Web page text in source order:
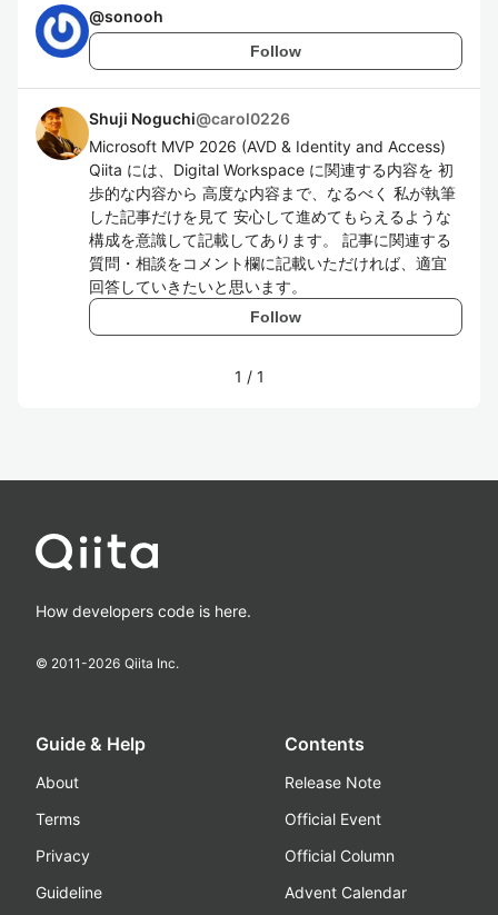
@sonooh
Follow
Shuji Noguchi@carol0226
Microsoft MVP 2026 (AVD & Identity and Access)
Qiita には、Digital Workspace に関連する内容を 初
歩的な内容から 高度な内容まで、なるべく 私が執筆
した記事だけを見て 安心して進めてもらえるような
構成を意識して記載してあります。 記事に関連する
質問・相談をコメント欄に記載いただければ、適宜
回答していきたいと思います。
Follow
1 / 1
How developers code is here.
© 2011-2026 Qiita Inc.
Guide & Help
About
Terms
Privacy
Guideline
Contents
Release Note
Official Event
Official Column
Advent Calendar